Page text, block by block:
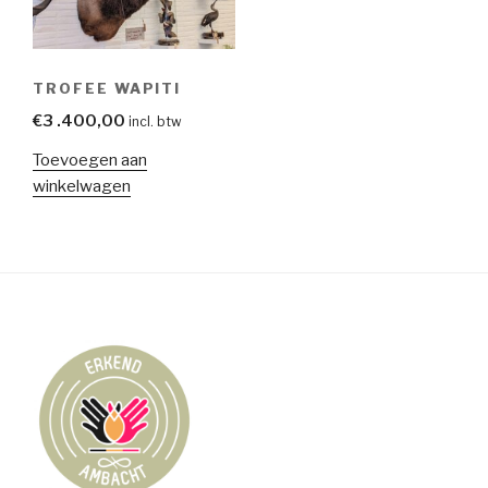
TROFEE WAPITI
€3 .400,00 incl. btw
Toevoegen aan
winkelwagen